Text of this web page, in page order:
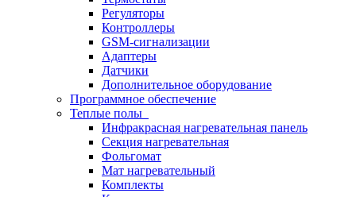
Регуляторы
Контроллеры
GSM-сигнализации
Адаптеры
Датчики
Дополнительное оборудование
Программное обеспечение
Теплые полы
Инфракрасная нагревательная панель
Секция нагревательная
Фольгомат
Мат нагревательный
Комплекты